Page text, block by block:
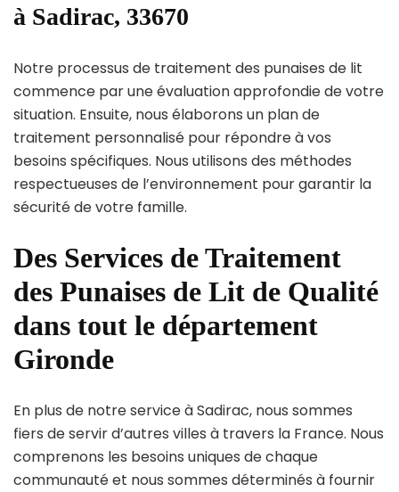
à Sadirac, 33670
Notre processus de traitement des punaises de lit
commence par une évaluation approfondie de votre
situation. Ensuite, nous élaborons un plan de
traitement personnalisé pour répondre à vos
besoins spécifiques. Nous utilisons des méthodes
respectueuses de l’environnement pour garantir la
sécurité de votre famille.
Des Services de Traitement
des Punaises de Lit de Qualité
dans tout le département
Gironde
En plus de notre service à Sadirac, nous sommes
fiers de servir d’autres villes à travers la France. Nous
comprenons les besoins uniques de chaque
communauté et nous sommes déterminés à fournir